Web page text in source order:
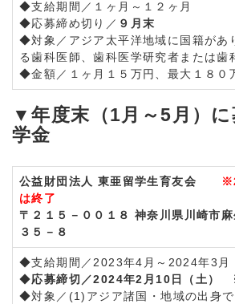
◆支給期間／１ヶ月～１２ヶ月
◆応募締め切り／ ９月末
◆対象／アジア太平洋地域に国籍があ
る歯科医師、歯科医学研究者または歯
◆金額／１ヶ月１５万円、最大１８０
▼年度末（1月～5月）
学金
公益財団法人 東亜留学生育友会
は終了
〒２１５－００１８ 神奈川県川崎市
３５－８
◆支給期間／2023年4月～2024年3
◆応募締切／2024年2月10日（土）
◆対象／(1)アジア諸国・地域の出身で